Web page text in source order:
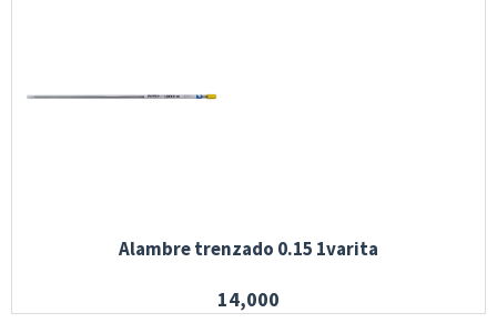
Alambre trenzado 0.15 1varita
14,000